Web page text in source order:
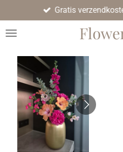
direct
naar
hoofdinhoud
Gratis